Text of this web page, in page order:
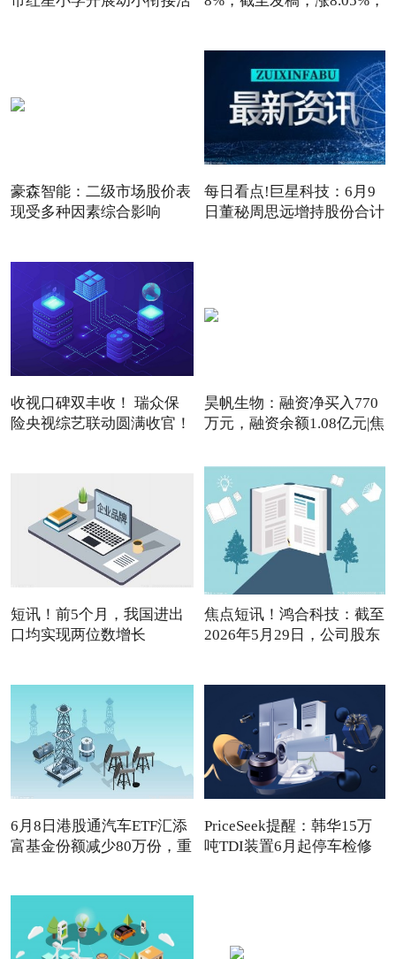
豪森智能：二级市场股价表
现受多种因素综合影响
每日看点!巨星科技：6月9
日董秘周思远增持股份合计
收视口碑双丰收！ 瑞众保
险央视综艺联动圆满收官！
昊帆生物：融资净买入770
万元，融资余额1.08亿元|焦
短讯！前5个月，我国进出
口均实现两位数增长
焦点短讯！鸿合科技：截至
2026年5月29日，公司股东
6月8日港股通汽车ETF汇添
富基金份额减少80万份，重
PriceSeek提醒：韩华15万
吨TDI装置6月起停车检修